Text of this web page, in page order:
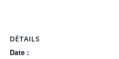
DÉTAILS
Date :